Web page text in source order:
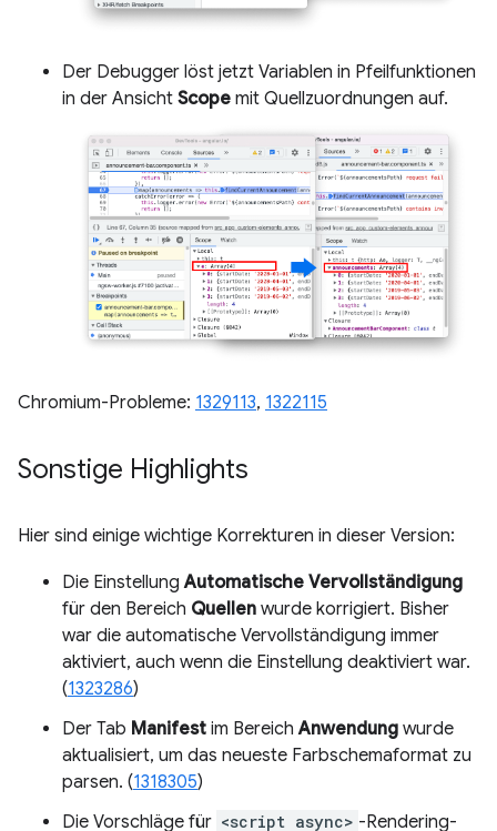
Der Debugger löst jetzt Variablen in Pfeilfunktionen
in der Ansicht Scope mit Quellzuordnungen auf.
Chromium-Probleme: 1329113, 1322115
Sonstige Highlights
Hier sind einige wichtige Korrekturen in dieser Version:
Die EinstellungAutomatische Vervollständigung
für den Bereich Quellen wurde korrigiert. Bisher
war die automatische Vervollständigung immer
aktiviert, auch wenn die Einstellung deaktiviert war.
(1323286)
Der Tab Manifest im BereichAnwendung wurde
aktualisiert, um das neueste Farbschemaformat zu
parsen. (1318305)
Die Vorschläge für <script async> -Rendering-